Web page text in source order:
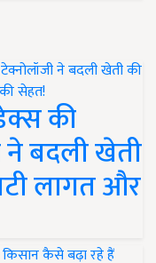
की
ने बदली खेती
लागत और